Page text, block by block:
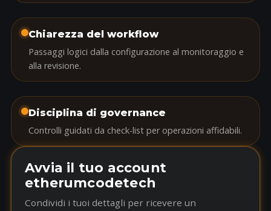
Chiarezza del workflow
Passaggi logici dalla configurazione al monitoraggio e
alla revisione.
Disciplina di governance
Controlli guidati da check-list per operazioni affidabili.
Avvia il tuo account
etherumcodetech
Condividi i tuoi dettagli per ricevere un